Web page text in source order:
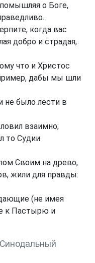
помышляя о Боге,
когда вас
добро и страдая,
что и Христос
дабы мы шли
не было лести в
взаимно;
то Судии
Своим на древо,
жили для правды:
(не имея
к Пастырю и